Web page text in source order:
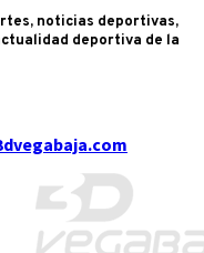
noticias deportivas,
deportiva de la